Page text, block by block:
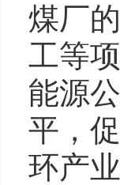
煤厂
工等
能源
平，
环产